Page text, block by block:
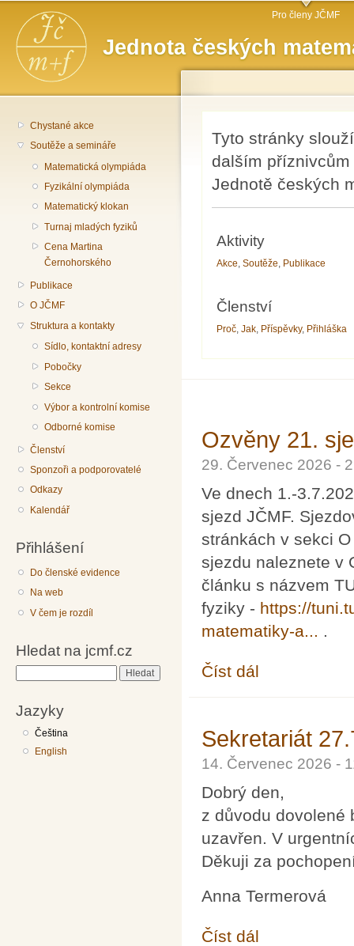
Jednota českých
Hlavní menu Pro členy JČMF
Chystané akce
Soutěže a semináře
Matematická olympiáda
Fyzikální olympiáda
Matematický klokan
Turnaj mladých fyziků
Cena Martina
Černohorského
Publikace
O JČMF
Struktura a kontakty
Sídlo, kontaktní adresy
Pobočky
Sekce
Výbor a kontrolní komise
Odborné komise
Členství
Sponzoři a podporovatelé
Odkazy
Kalendář
Přihlášení
Do členské evidence
Na web
V čem je rozdíl
Hledat na jcmf.cz
Jazyky
Čeština
English
Tyto stránky
dalším
Jednotě českých
Aktivity
Akce,Soutěže, Publikace
Členství
Proč,Jak, Příspěvky, Přihláška
Ozvěny 21.
29. Červenec 2026 -
Ve dnech 1.-
sjezd JČMF.
stránkách v sekci
sjezdu naleznete v
článku s názvem
fyziky - https://
matematiky-a... .
Číst dál
Sekretariát
14. Červenec 2026 -
Dobrý den,
z důvodu dovolené
uzavřen. V
Děkuji za
Anna Termerová
Číst dál